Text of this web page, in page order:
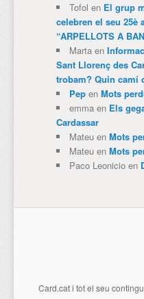
Tofol en El grup
celebren el seu 25è
“ARPELLOTS A
Martaen
Sant Llorenç des
trobam? Quin camí
Pepen Mots
emmaen Els
Cardassar
Mateuen Mots
Mateuen Mots
Paco Leonicioen
Card.cati tot el seu